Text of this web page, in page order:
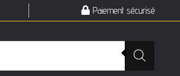
Paiement sécurisé